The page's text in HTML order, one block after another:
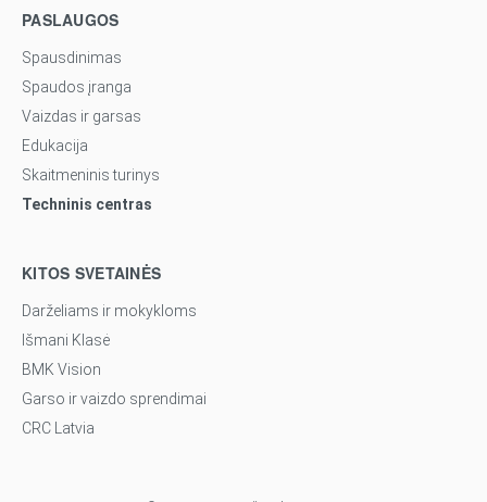
PASLAUGOS
Spausdinimas
Spaudos įranga
Vaizdas ir garsas
Edukacija
Skaitmeninis turinys
Techninis centras
KITOS SVETAINĖS
Darželiams ir mokykloms
Išmani Klasė
BMK Vision
Garso ir vaizdo sprendimai
CRC Latvia